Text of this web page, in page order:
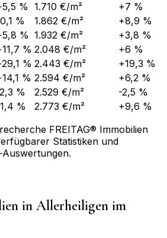
% 1.710 €/m²
+7 %
% 1.862 €/m²
+8,9 %
% 1.932 €/m²
+3,8 %
% 2.048 €/m²
+6 %
% 2.443 €/m²
+19,3 %
% 2.594 €/m²
+6,2 %
% 2.529 €/m²
-2,5 %
% 2.773 €/m²
+9,6 %
FREITAG® Immobilien
Statistiken und
in Allerheiligen im